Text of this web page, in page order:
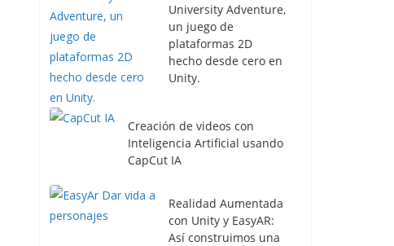
University Adventure,
un juego de
plataformas 2D
hecho desde cero en
Unity.
Creación de videos con
Inteligencia Artificial usando
CapCut IA
Realidad Aumentada
con Unity y EasyAR:
Así construimos una